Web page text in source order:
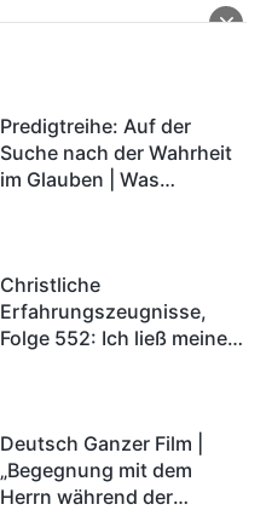
Predigtreihe: Auf der
Suche nach der Wahrheit
im Glauben | Was
Christliche
Erfahrungszeugnisse,
Folge 552: Ich ließ meine
Deutsch Ganzer Film |
„Begegnung mit dem
Herrn während der